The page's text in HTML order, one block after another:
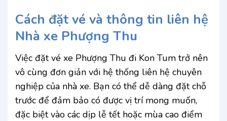
Cách đặt vé và thông tin liên hệ
Nhà xe Phượng Thu
Việc đặt vé xe Phượng Thu đi Kon Tum trở nên
vô cùng đơn giản với hệ thống liên hệ chuyên
nghiệp của nhà xe. Bạn có thể dễ dàng đặt chỗ
trước để đảm bảo có được vị trí mong muốn,
đặc biệt vào các dịp lễ tết hoặc mùa cao điểm